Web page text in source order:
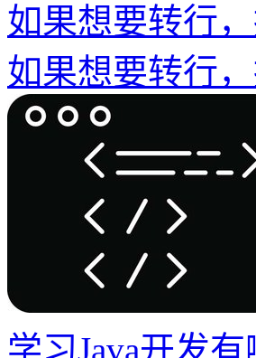
如果想要转行
如果想要转行
学习Java开发